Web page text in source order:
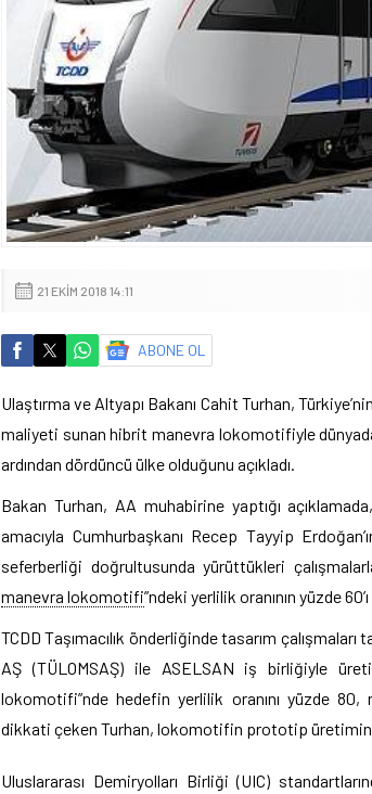
21 EKIM 2018 14:11
ABONE OL
Ulaştırma ve Altyapı Bakanı Cahit Turhan,
maliyeti sunan hibrit manevra lokomotifiyle
ardından dördüncü ülke olduğunu açıkladı.
Bakan Turhan, AA muhabirine yaptığı
amacıyla Cumhurbaşkanı Recep Tayyip
seferberliği doğrultusunda yürüttükleri
manevra lokomotifi”ndeki yerlilik oranının yüzde
TCDD Taşımacılık önderliğinde tasarım
AŞ (TÜLOMSAŞ) ile ASELSAN iş birliğiyle
lokomotifi”nde hedefin yerlilik oranını yüzde 80,
dikkati çeken Turhan, lokomotifin prototip
Uluslararası Demiryolları Birliği (UIC)